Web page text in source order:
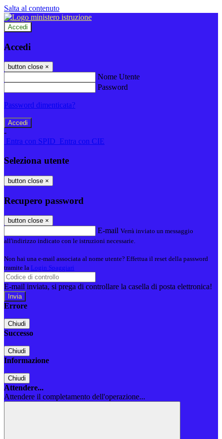
Salta al contenuto
Accedi
Accedi
button close ×
Nome Utente
Password
Password dimenticata?
-
Entra con SPID Entra con CIE
Seleziona utente
button close ×
Recupero password
button close ×
E-mail Verrà inviato un messaggio
all'indirizzo indicato con le istruzioni necessarie.
Non hai una e-mail associata al nome utente? Effettua il reset della password
tramite la Login Spaggiari
E-mail inviata, si prega di controllare la casella di posta elettronica!
Errore
Chiudi
Successo
Chiudi
Informazione
Chiudi
Attendere...
Attendere il completamento dell'operazione...